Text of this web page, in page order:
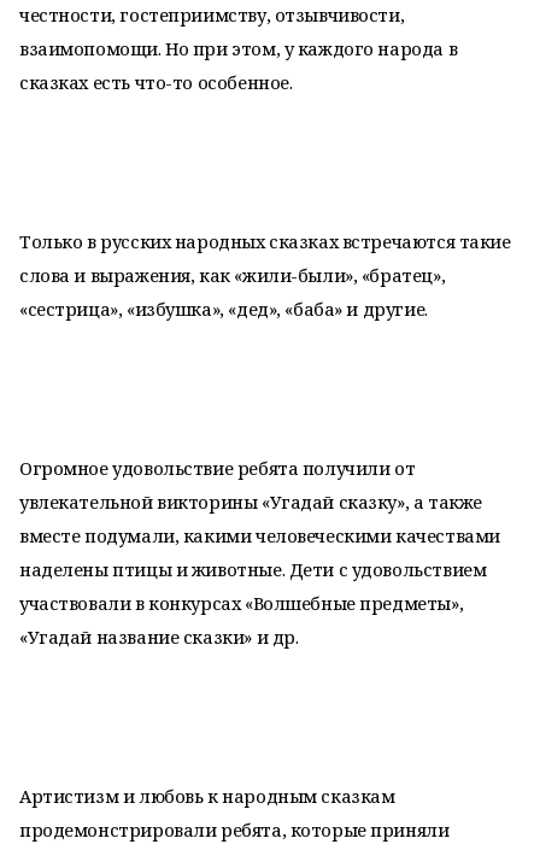
честности, гостеприимству, отзывчивости,
взаимопомощи. Но при этом, у каждого народа в
сказках есть что-то особенное.
Только в русских народных сказках встречаются такие
слова и выражения, как «жили-были», «братец»,
«сестрица», «избушка», «дед», «баба» и другие.
Огромное удовольствие ребята получили от
увлекательной викторины «Угадай сказку», а также
вместе подумали, какими человеческими качествами
наделены птицы и животные. Дети с удовольствием
участвовали в конкурсах «Волшебные предметы»,
«Угадай название сказки» и др.
Артистизм и любовь к народным сказкам
продемонстрировали ребята, которые приняли